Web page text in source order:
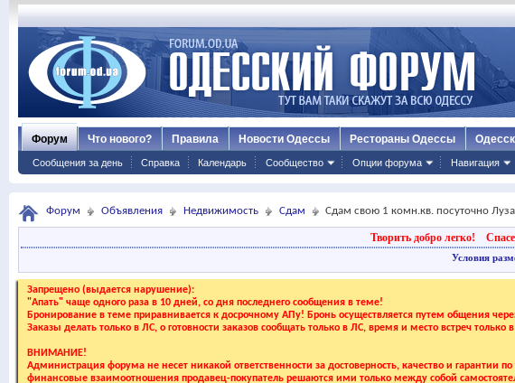
Форум
Сообщения за день Справка Календарь Сообщество Опции форума Навигация
Что нового? Правила Новости Одессы Рестораны Одессы
Форум Объявления Недвижимость Сдам Сдам свою 1 комн.кв. посуточно
Творить добро легко!
Условия
Запрещено (выдается нарушение):
"Апать" чаще одного раза в 10 дней, со дня последнего сообщения в теме!
Бронирование в теме приравнивается к досрочному АПу! Бронь осуществляется путем общения
Заказы делать только в ЛС, о готовности заказов сообщать только в ЛС, время и место встреч
ВНИМАНИЕ!
Администрация форума не несет никакой ответственности за достоверность, качество и
финансовые взаимоотношения продавец-покупатель решаются ими только между собой